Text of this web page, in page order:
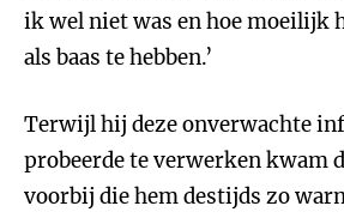
ik wel niet was en hoe moeilijk
als baas te hebben.’
Terwijl hij deze onverwachte
probeerde te verwerken kwam
voorbij die hem destijds zo